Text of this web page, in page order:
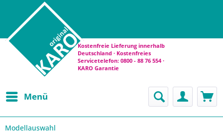
Kostenfreie Lieferung innerhalb
Deutschland · Kostenfreies
Servicetelefon: 0800 - 88 76 554 ·
KARO Garantie
Menü
Modellauswahl